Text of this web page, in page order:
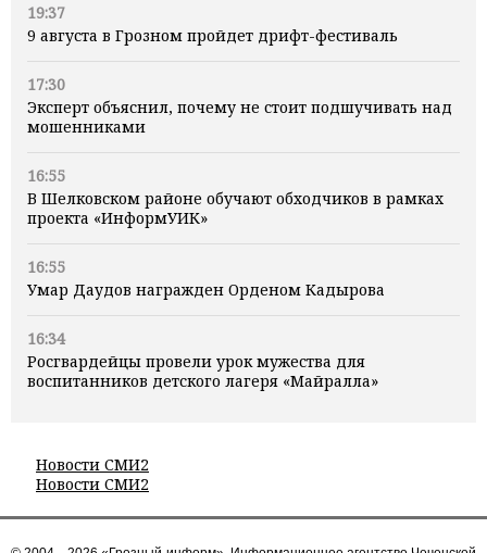
19:37
9 августа в Грозном пройдет дрифт-фестиваль
17:30
Эксперт объяснил, почему не стоит подшучивать над
мошенниками
16:55
В Шелковском районе обучают обходчиков в рамках
проекта «ИнформУИК»
16:55
Умар Даудов награжден Орденом Кадырова
16:34
Росгвардейцы провели урок мужества для
воспитанников детского лагеря «Майралла»
Новости СМИ2
Новости СМИ2